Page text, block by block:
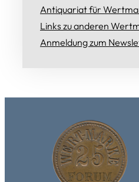
Antiquariat für
Links zu anderen
Anmeldung zum